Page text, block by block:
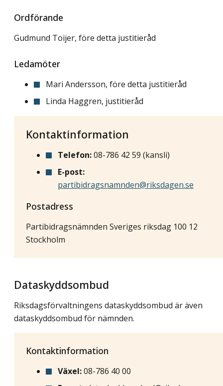
Ordförande
Gudmund Toijer, före detta justitieråd
Ledamöter
Mari Andersson, före detta justitieråd
Linda Haggren, justitieråd
Kontaktinformation
Telefon:08-786 42 59 (kansli)
E-post:
partibidragsnamnden@riksdagen.se
Postadress
Partibidragsnämnden Sveriges riksdag 100 12
Stockholm
Dataskyddsombud
Riksdagsförvaltningens dataskyddsombud är även
dataskyddsombud för nämnden.
Kontaktinformation
Växel:08-786 40 00